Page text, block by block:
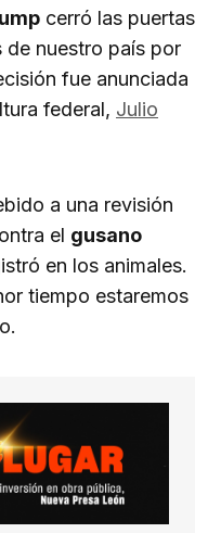
cerró las puertas
nuestro país por
fue anunciada
federal, Julio
a una revisión
el gusano
en los animales.
tiempo estaremos